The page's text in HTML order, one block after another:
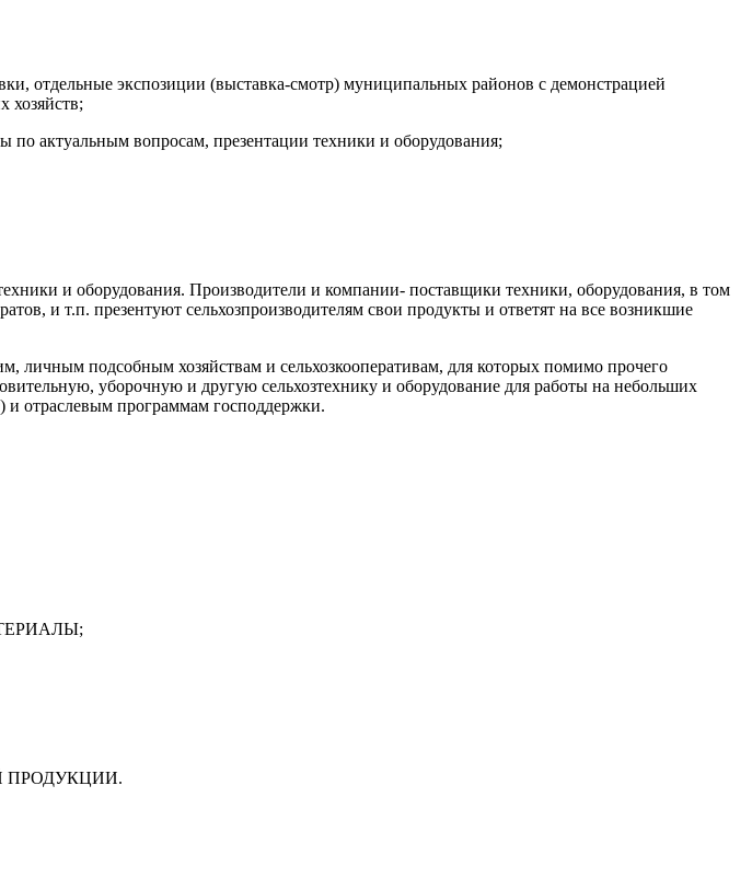
отдельные экспозиции (выставка-смотр) муниципальных районов с демонстрацией
хозяйств;
актуальным вопросам, презентации техники и оборудования;
и оборудования. Производители и компании- поставщики техники, оборудования, в том
и т.п. презентуют сельхозпроизводителям свои продукты и ответят на все возникшие
подсобным хозяйствам и сельхозкооперативам, для которых помимо прочего
уборочную и другую сельхозтехнику и оборудование для работы на небольших
и отраслевым программам господдержки.
ПРОДУКЦИИ.